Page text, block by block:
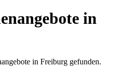
in
in Freiburg gefunden.